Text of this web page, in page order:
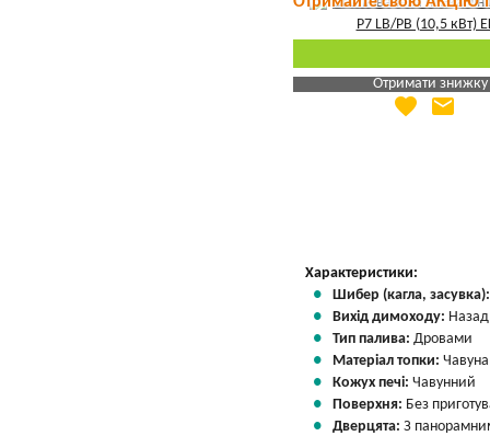
Отримати знижку
Яка Ваша ціна
favorite email
Характеристики:
Шибер (кагла,
Вихід димоходу:
Тип палива: Дровами
Матеріал топки: Чавуна
Кожух печі: Чавунний
Поверхня: Без
Дверцята: З